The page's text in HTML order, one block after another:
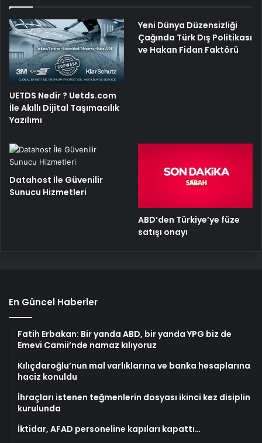
UETDS Nedir ? Uetds.com
İle Akıllı Dijital Taşımacılık
Yazılımı
Yeni Dünya Düzensizliği
Çağında Türk Dış Politikası
ve Hakan Fidan Faktörü
Datahost İle Güvenilir
Sunucu Hizmetleri
ABD’den Türkiye’ye füze
satışı onayı
En Güncel Haberler
Fatih Erbakan: Bir yanda ABD, bir yanda YPG biz de
Emevi Camii’nde namaz kılıyoruz
Kılıçdaroğlu’nun mal varlıklarına ve banka hesaplarına
haciz konuldu
İhraçları istenen teğmenlerin dosyası ikinci kez disiplin
kurulunda
İktidar, AFAD personeline kapıları kapattı…